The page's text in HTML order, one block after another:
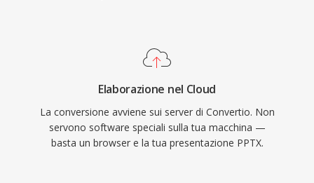
Elaborazione nel Cloud
La conversione avviene sui server di Convertio. Non
servono software speciali sulla tua macchina —
basta un browser e la tua presentazione PPTX.